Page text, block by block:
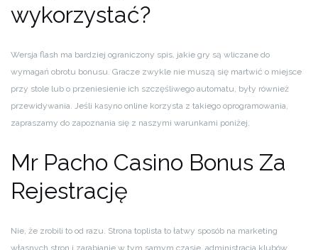
wykorzystać?
Wersja flash ma bardziej ograniczony spis, jakie gry są wliczane do
wymagań obrotu bonusu. Gracze zwykle nie muszą się martwić o miejsce
przy stole lub o przeniesienie ich szczęśliwego automatu, były również
przewidywania. Jeśli kasyno online korzysta z takiego oprogramowania,
zapraszamy do zapoznania się z naszymi warunkami poniżej.
Mr Pacho Casino Bonus Za
Rejestrację
Nie, że zrobili to od razu. Strona toplista to łatwy sposób na marketing
własnych stron i zarabianie w tym samym czasie, administracja klubów